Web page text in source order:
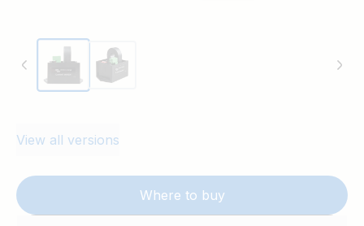
View all versions
Where to buy